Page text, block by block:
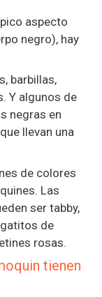
aspecto
negro), hay
barbillas,
Y algunos de
negras en
llevan una
de colores
Las
ser tabby,
de
rosas.
tienen